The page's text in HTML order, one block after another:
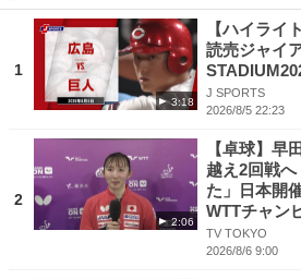
1
3:18
【ハイライ
読売ジャイ
J SPORTS
2026/8/5 22:23
2
2:06
【卓球】早
越え2回戦
た」日本開
WTTチャン
TV TOKYO
2026/8/6 9:00